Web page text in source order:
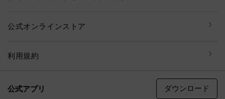
公式オンラインストア
利用規約
公式アプリ ダウンロード